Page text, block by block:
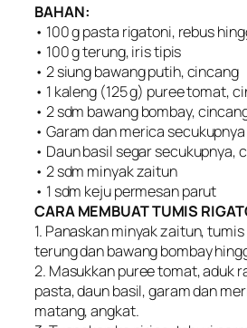
BAHAN:
• 100 g pasta rigatoni, rebus
• 100 g terung, iris tipis
• 2 siung bawang putih, cincang
• 1 kaleng (125 g) puree tomat,
• 2 sdm bawang bombay,
• Garam dan merica secukupnya
• Daun basil segar secukupnya,
• 2 sdm minyak zaitun
• 1 sdm keju permesan parut
CARA MEMBUAT TUMIS
1. Panaskan minyak zaitun,
terung dan bawang bombay
2. Masukkan puree tomat, aduk
pasta, daun basil, garam dan
matang, angkat.